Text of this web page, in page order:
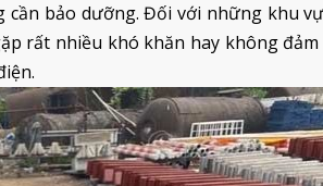
bảo dưỡng. Đối với những khu
rất nhiều khó khăn hay không đảm